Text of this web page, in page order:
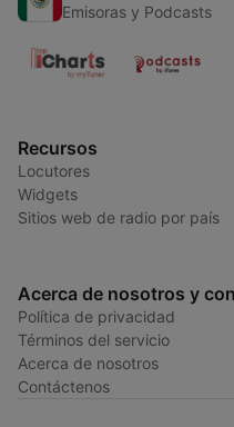
Emisoras y Podcasts
Recursos
Locutores
Widgets
Sitios web de radio por país
Acerca de nosotros y
Política de privacidad
Términos del servicio
Acerca de nosotros
Contáctenos